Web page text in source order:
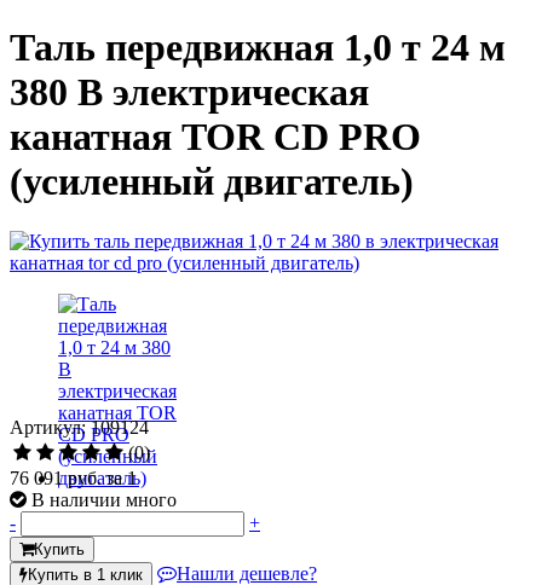
Таль передвижная 1,0 т 24 м
380 В электрическая
канатная TOR CD PRO
(усиленный двигатель)
Артикул: 109124
(0)
76 091 руб.за 1
В наличии много
-
+
Купить
Купить в 1 клик
Нашли дешевле?